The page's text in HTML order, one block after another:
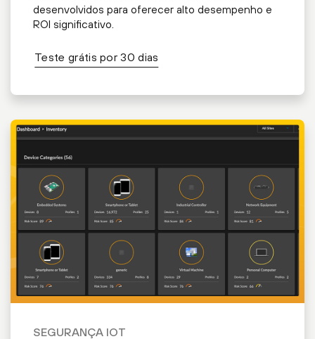
desenvolvidos para oferecer alto desempenho e
ROI significativo.
Teste grátis por 30 dias
SEGURANÇA IOT